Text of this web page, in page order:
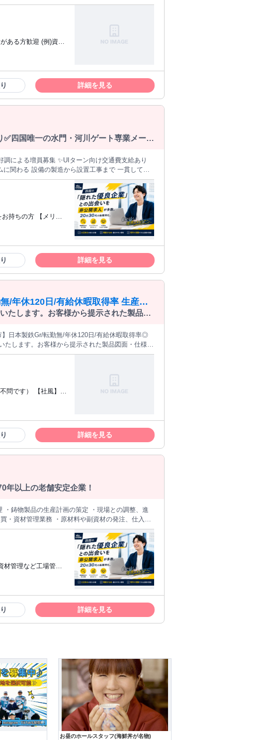
任せします。 【やりがい・仕事の魅
務を行えつつ、国内トップシェアクラスを持つ船
やりがいある事業です。また、1年目から海外向
案件（脱炭素・防衛）などスケールの大きな仕事
実績多数【資材購買/香川県坂出市】転勤無/年休120日/研修充実
ある方歓迎 (例)資材
フプランを立てられ
【研修】詳細に個人
運用しており、しっ
がマンツーマンで担
詳細を見る
四国唯一の水門・河川ゲート専業メーカ
調による増員募集 ✨UIターン向け交通費支給あり
歳 程度。国からの受注がほぼ 100%で、災害復旧
ら 橋梁建築まで20,000件を超える 実績を誇り、業
紹介事業番号：27-ユ-303611
方 【メリッ
詳細を見る
/年休120日/有給休暇取得率 生産管
たします。お客様から提示された製品図
します。お客様から提示された製品図面・仕様に
面・仕様の確認 ■
画検討） ■受注案件の一貫工程・進捗管理 ■生産
2回ある改善提案も提出件数が多くございます。
す。 募集職種 【生産管理(船舶
問です） 【社風】近
ェクトチームにジョ
スケールの大きな仕
詳細を見る
以上の老舗安定企業！
各種事務手
ト業務 工場管理室には５名の社
ンバー男性1名、女性2名 将来的に課長代理の片
数を誇ります。製品の企画・開発から金型の設
の声を丁寧に吸い上げて次世代製品の開発に活か
だけでなく経年劣化した水道管の入れ替え工事が定
まれます。納入先のリピート率も高く、営業とし
市中央区安土町3丁目3-9 田村駒ビル3階 ・職業紹
材管理など工場管理
詳細を見る
お昼のホールスタッフ(海鮮丼が名物)